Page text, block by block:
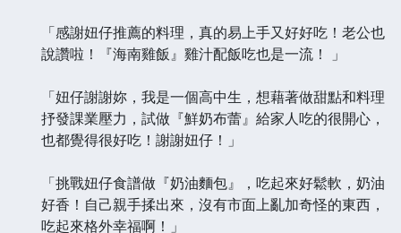
「感謝妞仔推薦的料理，真的易上手又好好吃！老公也
說讚啦！『海南雞飯』雞汁配飯吃也是一流！ 」
「妞仔謝謝妳，我是一個高中生，想藉著做甜點和料理
抒發課業壓力，試做『鮮奶布蕾』給家人吃的很開心，
也都覺得很好吃！謝謝妞仔！」
「挑戰妞仔食譜做『奶油麵包』，吃起來好鬆軟，奶油
好香！自己親手揉出來，沒有市面上亂加奇怪的東西，
吃起來格外幸福啊！」